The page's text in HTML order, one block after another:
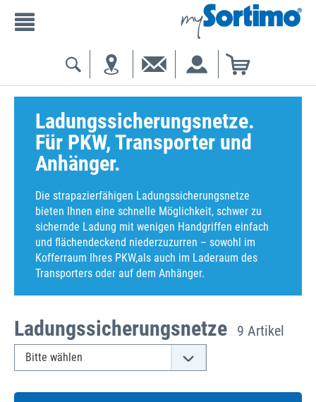
Ladungssicherungsnetze.
Für PKW, Transporter und
Anhänger.
Die strapazierfähigen Ladungssicherungsnetze
bieten Ihnen eine schnelle Möglichkeit, schwer zu
sichernde Ladung mit wenigen Handgriffen einfach
und flächendeckend niederzuzurren – sowohl im
Kofferraum Ihres PKW,als auch im Laderaum des
Transporters oder auf dem Anhänger.
Ladungssicherungsnetze 9 Artikel